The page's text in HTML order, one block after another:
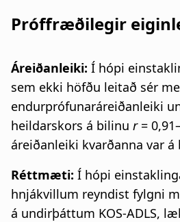
Próffræðilegir
Áreiðanleiki: Í hópi
sem ekki höfðu leitað sér
endurprófunaráreiðanleiki
heildarskors á bilinu r =
áreiðanleiki kvarðanna var á
Réttmæti: Í hópi
hnjákvillum reyndist fylgni
á undirþáttum KOS-ADLS,